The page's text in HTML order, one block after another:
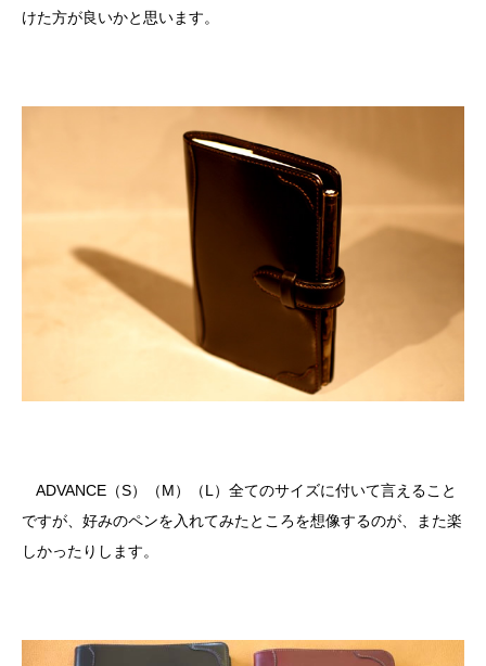
けた方が良いかと思います。
ADVANCE（S）（M）（L）全てのサイズに付いて言えること
ですが、好みのペンを入れてみたところを想像するのが、また楽
しかったりします。